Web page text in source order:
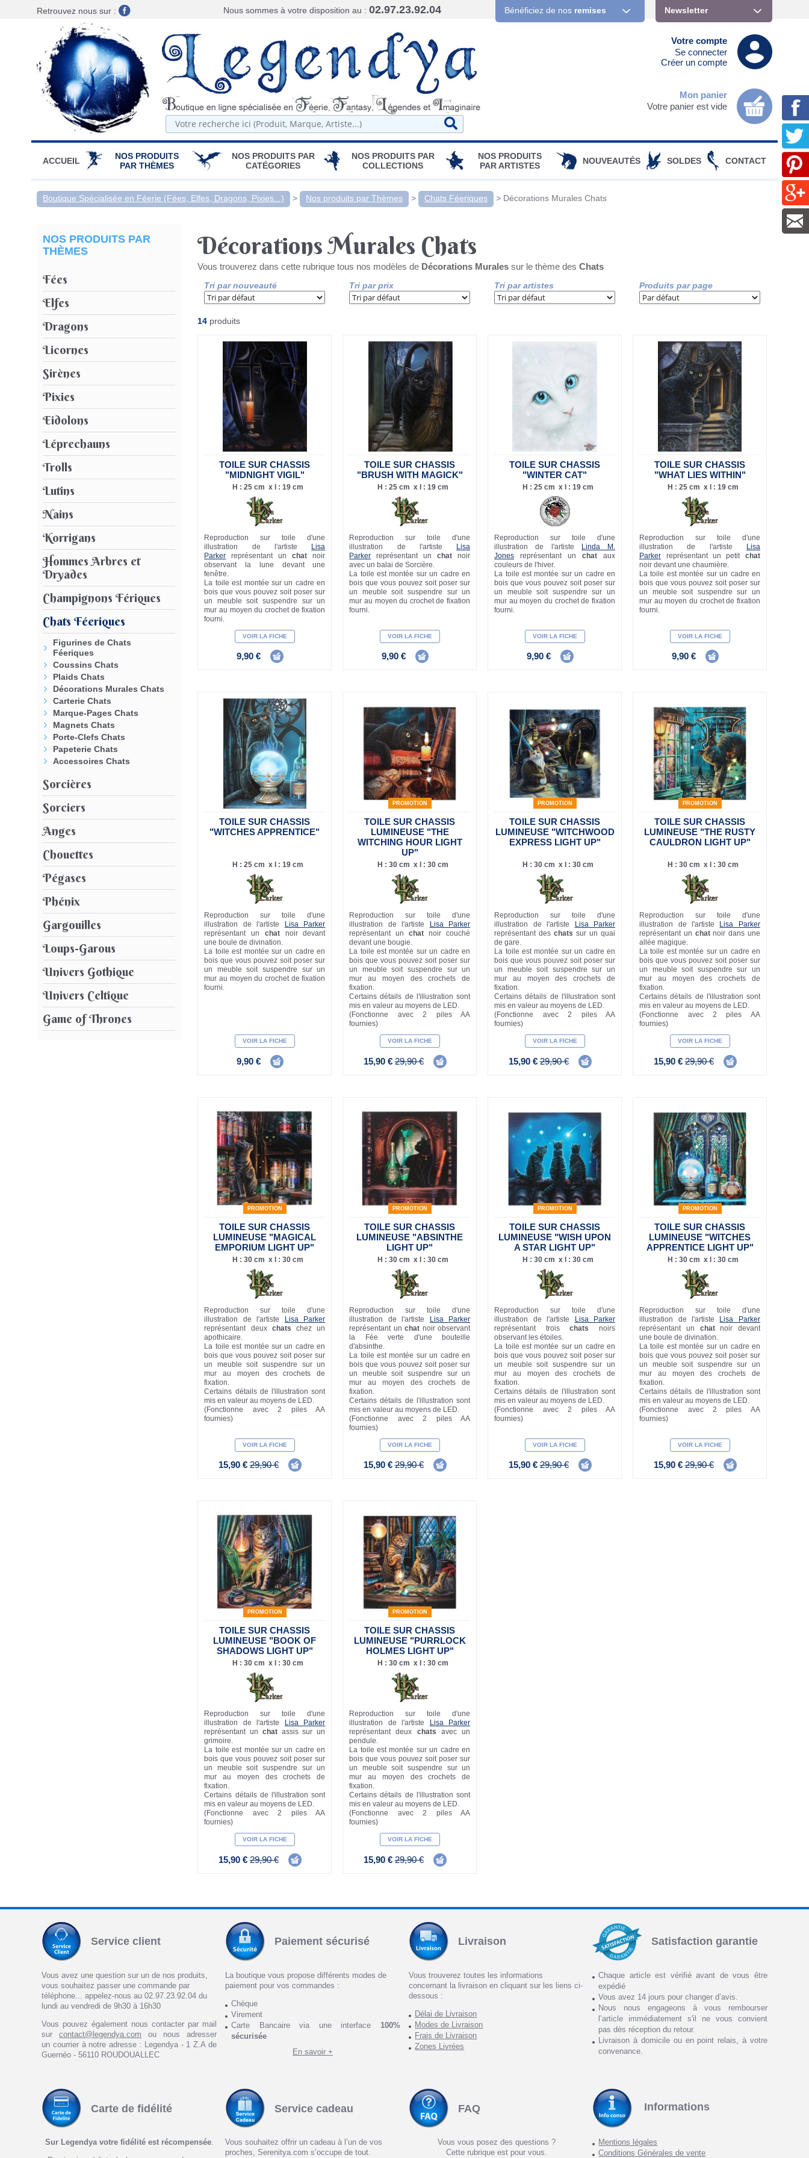
Retrouvez nous sur : Nous sommes à votre disposition au : 02.97.23.92.04 Bénéficiez de nos remises Newsletter
Votre compte
Se connecter
Créer un compte
Mon panier
Votre panier est vide
ACCUEIL
NOS PRODUITS
PAR THÈMES
NOS PRODUITS PAR
CATÉGORIES
NOS PRODUITS PAR
COLLECTIONS
NOS PRODUITS
PAR ARTISTES
NOUVEAUTÉS SOLDES CONTACT
Boutique Spécialisée en Féerie (Fées, Elfes, Dragons, Pixies...) > Nos produits par Thèmes > Chats Féeriques > Décorations Murales Chats
NOS PRODUITS PAR
THÈMES
Fées
Elfes
Dragons
Licornes
Sirènes
Pixies
Eidolons
Léprechauns
Trolls
Lutins
Nains
Korrigans
Hommes Arbres et
Dryades
Champignons Fériques
Chats Féeriques
Figurines de Chats
Féeriques
Coussins Chats
Plaids Chats
Décorations Murales Chats
Carterie Chats
Marque-Pages Chats
Magnets Chats
Porte-Clefs Chats
Papeterie Chats
Accessoires Chats
Sorcières
Sorciers
Anges
Chouettes
Pégases
Phénix
Gargouilles
Loups-Garous
Univers Gothique
Univers Celtique
Game of Thrones
Décorations Murales Chats
Vous trouverez dans cette rubrique tous nos modèles de Décorations Murales sur le thème desChats
Tri par nouveauté Tri par prix Tri par artistes Produits par page
14 produits
TOILE SUR CHASSIS
"MIDNIGHT VIGIL"
H : 25 cm x l : 19 cm
Reproduction sur toile d'une
illustration de l'artiste Lisa
Parker représentant unchat noir
observant la lune devant une
fenêtre.
La toile est montée sur un cadre en
bois que vous pouvez soit poser sur
un meuble soit suspendre sur un
mur au moyen du crochet de fixation
fourni.
VOIR LA FICHE
9,90 €
TOILE SUR CHASSIS
"BRUSH WITH MAGICK"
H : 25 cm x l : 19 cm
Reproduction sur toile d'une
illustration de l'artiste Lisa
Parker représentant unchat noir
avec un balai de Sorcière.
La toile est montée sur un cadre en
bois que vous pouvez soit poser sur
un meuble soit suspendre sur un
mur au moyen du crochet de fixation
fourni.
VOIR LA FICHE
9,90 €
TOILE SUR CHASSIS
"WINTER CAT"
H : 25 cm x l : 19 cm
Reproduction sur toile d'une
illustration de l'artiste Linda M.
Jones représentant unchat aux
couleurs de l'hiver.
La toile est montée sur un cadre en
bois que vous pouvez soit poser sur
un meuble soit suspendre sur un
mur au moyen du crochet de fixation
fourni.
VOIR LA FICHE
9,90 €
TOILE SUR CHASSIS
"WHAT LIES WITHIN"
H : 25 cm x l : 19 cm
Reproduction sur toile d'une
illustration de l'artiste Lisa
Parker représentant un petit chat
noir devant une chaumière.
La toile est montée sur un cadre en
bois que vous pouvez soit poser sur
un meuble soit suspendre sur un
mur au moyen du crochet de fixation
fourni.
VOIR LA FICHE
9,90 €
TOILE SUR CHASSIS
"WITCHES APPRENTICE"
H : 25 cm x l : 19 cm
Reproduction sur toile d'une
illustration de l'artiste
Lisa Parker
représentant un chatnoir devant
une boule de divination.
La toile est montée sur un cadre en
bois que vous pouvez soit poser sur
un meuble soit suspendre sur un
mur au moyen du crochet de fixation
fourni.
VOIR LA FICHE
9,90 €
PROMOTION
TOILE SUR CHASSIS
LUMINEUSE "THE
WITCHING HOUR LIGHT
UP"
H : 30 cm x l : 30 cm
Reproduction sur toile d'une
illustration de l'artiste
Lisa Parker
représentant unchat noir couché
devant une bougie.
La toile est montée sur un cadre en
bois que vous pouvez soit poser sur
un meuble soit suspendre sur un
mur au moyen des crochets de
fixation.
Certains détails de l'illustration sont
mis en valeur au moyens de LED.
(Fonctionne avec 2 piles AA
fournies)
VOIR LA FICHE
15,90 €29,90 €
PROMOTION
TOILE SUR CHASSIS
LUMINEUSE "WITCHWOOD
EXPRESS LIGHT UP"
H : 30 cm x l : 30 cm
Reproduction sur toile d'une
illustration de l'artiste
Lisa Parker
représentant deschats sur un quai
de gare.
La toile est montée sur un cadre en
bois que vous pouvez soit poser sur
un meuble soit suspendre sur un
mur au moyen des crochets de
fixation.
Certains détails de l'illustration sont
mis en valeur au moyens de LED.
(Fonctionne avec 2 piles AA
fournies)
VOIR LA FICHE
15,90 €29,90 €
PROMOTION
TOILE SUR CHASSIS
LUMINEUSE "THE RUSTY
CAULDRON LIGHT UP"
H : 30 cm x l : 30 cm
Reproduction sur toile d'une
illustration de l'artiste
Lisa Parker
représentant un chatnoir dans une
allée magique.
La toile est montée sur un cadre en
bois que vous pouvez soit poser sur
un meuble soit suspendre sur un
mur au moyen des crochets de
fixation.
Certains détails de l'illustration sont
mis en valeur au moyens de LED.
(Fonctionne avec 2 piles AA
fournies)
VOIR LA FICHE
15,90 €29,90 €
PROMOTION
TOILE SUR CHASSIS
LUMINEUSE "MAGICAL
EMPORIUM LIGHT UP"
H : 30 cm x l : 30 cm
Reproduction sur toile d'une
illustration de l'artiste Lisa Parker
représentant deux chats chez un
apothicaire.
La toile est montée sur un cadre en
bois que vous pouvez soit poser sur
un meuble soit suspendre sur un
mur au moyen des crochets de
fixation.
Certains détails de l'illustration sont
mis en valeur au moyens de LED.
(Fonctionne avec 2 piles AA
fournies)
VOIR LA FICHE
15,90 €29,90 €
PROMOTION
TOILE SUR CHASSIS
LUMINEUSE "ABSINTHE
LIGHT UP"
H : 30 cm x l : 30 cm
Reproduction sur toile d'une
illustration de l'artiste Lisa Parker
représentant unchat noir observant
la Fée verte d'une bouteille
d'absinthe.
La toile est montée sur un cadre en
bois que vous pouvez soit poser sur
un meuble soit suspendre sur un
mur au moyen des crochets de
fixation.
Certains détails de l'illustration sont
mis en valeur au moyens de LED.
(Fonctionne avec 2 piles AA
fournies)
VOIR LA FICHE
15,90 €29,90 €
PROMOTION
TOILE SUR CHASSIS
LUMINEUSE "WISH UPON
A STAR LIGHT UP"
H : 30 cm x l : 30 cm
Reproduction sur toile d'une
illustration de l'artiste
Lisa Parker
représentant troischats
noirs
observant les étoiles.
La toile est montée sur un cadre en
bois que vous pouvez soit poser sur
un meuble soit suspendre sur un
mur au moyen des crochets de
fixation.
Certains détails de l'illustration sont
mis en valeur au moyens de LED.
(Fonctionne avec 2 piles AA
fournies)
VOIR LA FICHE
15,90 €29,90 €
PROMOTION
TOILE SUR CHASSIS
LUMINEUSE "WITCHES
APPRENTICE LIGHT UP"
H : 30 cm x l : 30 cm
Reproduction sur toile d'une
illustration de l'artiste Lisa Parker
représentant un chatnoir devant
une boule de divination.
La toile est montée sur un cadre en
bois que vous pouvez soit poser sur
un meuble soit suspendre sur un
mur au moyen des crochets de
fixation.
Certains détails de l'illustration sont
mis en valeur au moyens de LED.
(Fonctionne avec 2 piles AA
fournies)
VOIR LA FICHE
15,90 €29,90 €
PROMOTION
TOILE SUR CHASSIS
LUMINEUSE "BOOK OF
SHADOWS LIGHT UP"
H : 30 cm x l : 30 cm
Reproduction sur toile d'une
illustration de l'artiste
Lisa Parker
représentant un chatassis sur un
grimoire.
La toile est montée sur un cadre en
bois que vous pouvez soit poser sur
un meuble soit suspendre sur un
mur au moyen des crochets de
fixation.
Certains détails de l'illustration sont
mis en valeur au moyens de LED.
(Fonctionne avec 2 piles AA
fournies)
VOIR LA FICHE
15,90 €29,90 €
PROMOTION
TOILE SUR CHASSIS
LUMINEUSE "PURRLOCK
HOLMES LIGHT UP"
H : 30 cm x l : 30 cm
Reproduction sur toile d'une
illustration de l'artiste
Lisa Parker
représentant deux chats avec un
pendule.
La toile est montée sur un cadre en
bois que vous pouvez soit poser sur
un meuble soit suspendre sur un
mur au moyen des crochets de
fixation.
Certains détails de l'illustration sont
mis en valeur au moyens de LED.
(Fonctionne avec 2 piles AA
fournies)
VOIR LA FICHE
15,90 €29,90 €
Service client
Vous avez une question sur un de nos produits,
vous souhaitez passer une commande par
téléphone... appelez-nous au 02.97.23.92.04 du
lundi au vendredi de 9h30 à 16h30
Vous pouvez également nous contacter par mail
surcontact@legendya.com ou nous adresser
un courrier à notre adresse : Legendya - 1 Z.A de
Guernéo - 56110 ROUDOUALLEC
Paiement sécurisé
La boutique vous propose différents modes de
paiement pour vos commandes :
Chèque
Virement
Carte Bancaire via une interface 100%
sécurisée
En savoir +
Livraison
Vous trouverez toutes les informations
concernant la livraison en cliquant sur les liens ci-
dessous :
Délai de Livraison
Modes de Livraison
Frais de Livraison
Zones Livrées
Satisfaction garantie
Chaque article est vérifié avant de vous être
expédié
Vous avez 14 jours pour changer d’avis.
Nous nous engageons à vous rembourser
l’article immédiatement s'il ne vous convient
pas dès réception du retour.
Livraison à domicile ou en point relais, à votre
convenance.
Carte de fidélité
Sur Legendya votre fidélité est récompensée.
Service cadeau
Vous souhaitez offrir un cadeau à l’un de vos
proches, Serenitya.com s’occupe de tout.
FAQ
Vous vous posez des questions ?
Cette rubrique est pour vous.
Informations
Mentions légales
Conditions Générales de vente